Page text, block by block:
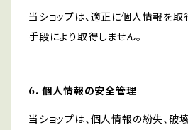
当ショップは、適正に個人情報を取
手段により取得しません。
6. 個人情報の安全管理
当ショップは、個人情報の紛失、破